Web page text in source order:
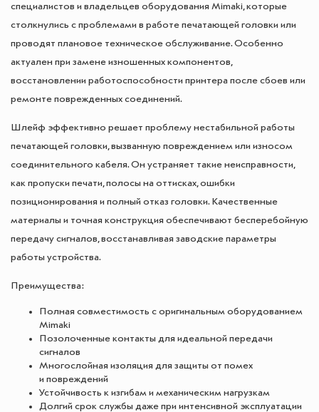
специалистов и владельцев оборудования Mimaki, которые
столкнулись с проблемами в работе печатающей головки или
проводят плановое техническое обслуживание. Особенно
актуален при замене изношенных компонентов,
восстановлении работоспособности принтера после сбоев или
ремонте поврежденных соединений.
Шлейф эффективно решает проблему нестабильной работы
печатающей головки, вызванную повреждением или износом
соединительного кабеля. Он устраняет такие неисправности,
как пропуски печати, полосы на оттисках, ошибки
позиционирования и полный отказ головки. Качественные
материалы и точная конструкция обеспечивают бесперебойную
передачу сигналов, восстанавливая заводские параметры
работы устройства.
Преимущества:
Полная совместимость с оригинальным оборудованием
Mimaki
Позолоченные контакты для идеальной передачи
сигналов
Многослойная изоляция для защиты от помех
и повреждений
Устойчивость к изгибам и механическим нагрузкам
Долгий срок службы даже при интенсивной эксплуатации